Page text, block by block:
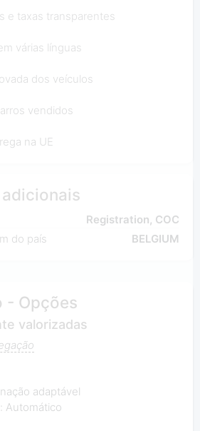
e taxas transparentes
várias línguas
dos veículos
vendidos
na UE
Registration, COC
do país
BELGIUM
- Opções
valorizadas
adaptável
Automático